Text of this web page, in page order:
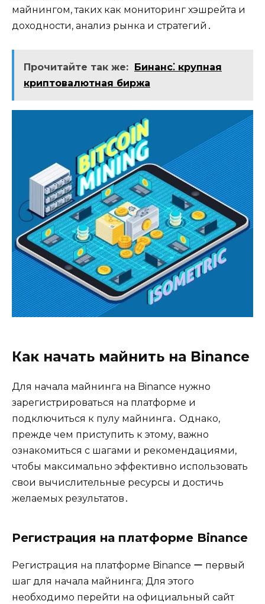
майнингом, таких как мониторинг хэшрейта и
доходности, анализ рынка и стратегий․
Прочитайте так же: Бинанс⁚ крупная
криптовалютная биржа
Как начать майнить на Binance
Для начала майнинга на Binance нужно
зарегистрироваться на платформе и
подключиться к пулу майнинга․ Однако,
прежде чем приступить к этому, важно
ознакомиться с шагами и рекомендациями,
чтобы максимально эффективно использовать
свои вычислительные ресурсы и достичь
желаемых результатов․
Регистрация на платформе Binance
Регистрация на платформе Binance ー первый
шаг для начала майнинга; Для этого
необходимо перейти на официальный сайт